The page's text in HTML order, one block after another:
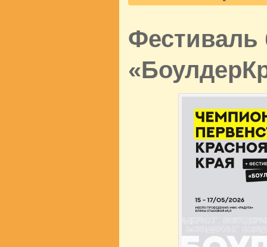
Фестиваль